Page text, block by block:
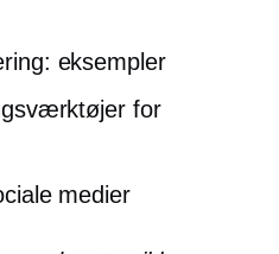
eksempler
for
medier